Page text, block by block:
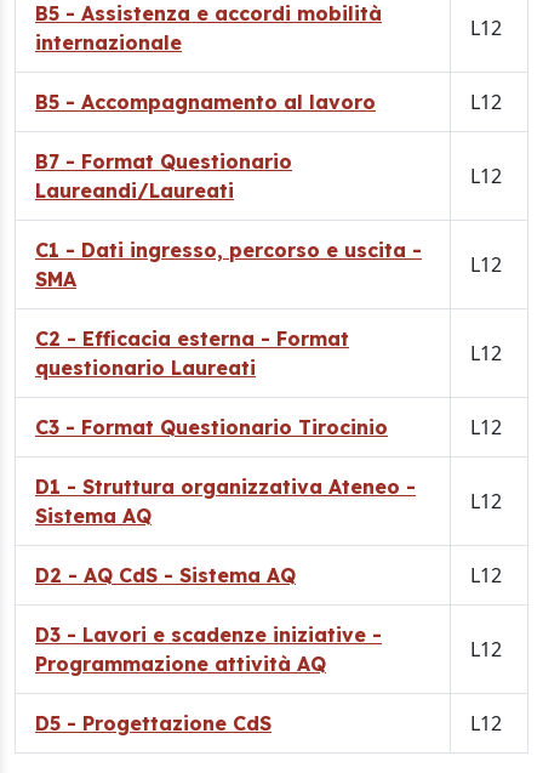
B5 - Assistenza e accordi mobilità
internazionale
L12
B5 - Accompagnamento al lavoro L12
B7 - Format Questionario
Laureandi/Laureati
L12
C1 - Dati ingresso, percorso e uscita -
SMA
L12
C2 - Efficacia esterna - Format
questionario Laureati
L12
C3 - Format Questionario Tirocinio L12
D1 - Struttura organizzativa Ateneo -
Sistema AQ
L12
D2 - AQ CdS - Sistema AQ L12
D3 - Lavori e scadenze iniziative -
Programmazione attività AQ
L12
D5 - Progettazione CdS L12